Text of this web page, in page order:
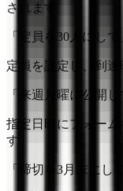
されます
「定員を30人にして
定員を設定し、到
「来週月曜に公開し
指定日時にフォー
す
「締切を3月末にして